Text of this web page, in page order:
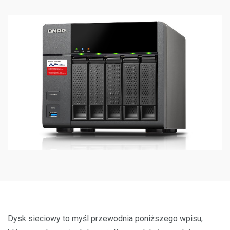
Dysk sieciowy to myśl przewodnia poniższego wpisu,